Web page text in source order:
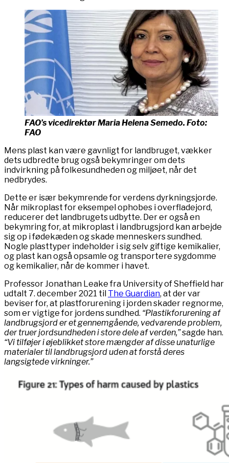
FAO’s vicedirektør Maria Helena Semedo. Foto:
FAO
Mens plast kan være gavnligt for landbruget, vækker
dets udbredte brug også bekymringer om dets
indvirkning på folkesundheden og miljøet, når det
nedbrydes.
Dette er især bekymrende for verdens dyrkningsjorde.
Når mikroplast for eksempel ophobes i overfladejord,
reducerer det landbrugets udbytte. Der er også en
bekymring for, at mikroplast i landbrugsjord kan arbejde
sig op i fødekæden og skade menneskers sundhed.
Nogle plasttyper indeholder i sig selv giftige kemikalier,
og plast kan også opsamle og transportere sygdomme
og kemikalier, når de kommer i havet.
Professor Jonathan Leake fra University of Sheffield har
udtalt 7. december 2021 til The Guardian, at der var
beviser for, at plastforurening i jorden skader regnorme,
som er vigtige for jordens sundhed. “Plastikforurening af
landbrugsjord er et gennemgående, vedvarende problem,
der truer jordsundheden i store dele af verden,”sagde han.
“Vi tilføjer i øjeblikket store mængder af disse unaturlige
materialer til landbrugsjord uden at forstå deres
langsigtede virkninger.”